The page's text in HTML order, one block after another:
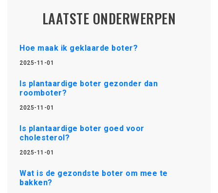
LAATSTE ONDERWERPEN
Hoe maak ik geklaarde boter?
2025-11-01
Is plantaardige boter gezonder dan
roomboter?
2025-11-01
Is plantaardige boter goed voor
cholesterol?
2025-11-01
Wat is de gezondste boter om mee te
bakken?